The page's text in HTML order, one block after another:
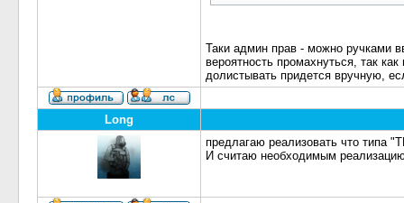
Таки админ прав - можно ручками
вероятность промахнуться, так
долистывать придется вручную,
Long
предлагаю реализовать что
И считаю необходимым